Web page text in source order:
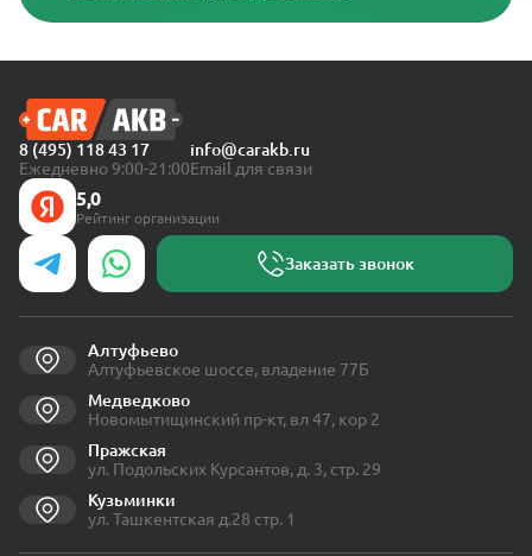
8 (495) 118 43 17
Ежедневно 9:00-21:00
info@carakb.ru
Email для связи
5,0
Рейтинг организации
Заказать звонок
Алтуфьево
Алтуфьевское шоссе, владение 77Б
Медведково
Новомытищинский пр-кт, вл 47, кор 2
Пражская
ул. Подольских Курсантов, д. 3, стр. 29
Кузьминки
ул. Ташкентская д.28 стр. 1